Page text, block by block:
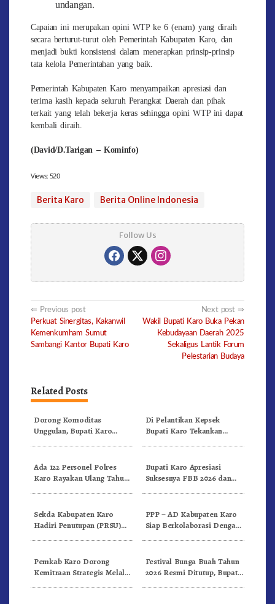
undangan.
Capaian ini merupakan opini WTP ke 6 (enam) yang diraih
secara berturut-turut oleh Pemerintah Kabupaten Karo, dan
menjadi bukti konsistensi dalam menerapkan prinsip-prinsip
tata kelola Pemerintahan yang baik.
Pemerintah Kabupaten Karo menyampaikan apresiasi dan
terima kasih kepada seluruh Perangkat Daerah dan pihak
terkait yang telah bekerja keras sehingga opini WTP ini dapat
kembali diraih.
(David/D.Tarigan – Kominfo)
Views: 520
Berita Karo Berita Online Indonesia
Follow Us
Post
navigation
Previous post
Perkuat Sinergitas, Kakanwil
Kemenkumham Sumut
Sambangi Kantor Bupati Karo
Next post
Wakil Bupati Karo Buka Pekan
Kebudayaan Daerah 2025
Sekaligus Lantik Forum
Pelestarian Budaya
Related Posts
Dorong Komoditas
Unggulan, Bupati Karo
Di Pelantikan Kepsek
Bupati Karo Tekankan
Ada 122 Personel Polres
Karo Rayakan Ulang Tahun
Bupati Karo Apresiasi
Suksesnya FBB 2026 dan
Sekda Kabupaten Karo
Hadiri Penutupan (PRSU)
PPP – AD Kabupaten Karo
Siap Berkolaborasi Dengan
Pemkab Karo Dorong
Kemitraan Strategis Melalui
Festival Bunga Buah Tahun
2026 Resmi Ditutup, Bupati